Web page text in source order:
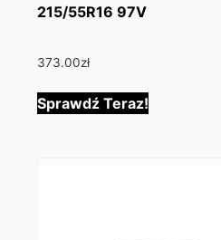
215/55R16 97V
373.00zł
Sprawdź Teraz!